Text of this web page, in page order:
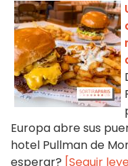
Europa abre sus
hotel Pullman de
esperar? [Seguir